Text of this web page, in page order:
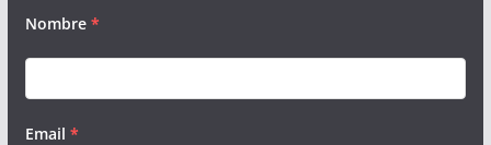
Nombre *
Email *